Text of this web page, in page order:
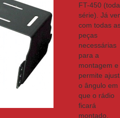
FT-450
série). Já
com todas
peças
necessárias
para a
montagem e
permite
o ângulo em
que o rádio
ficará
montado.